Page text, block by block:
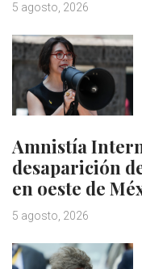
5 agosto, 2026
Amnistía
desaparición
en oeste de
5 agosto, 2026